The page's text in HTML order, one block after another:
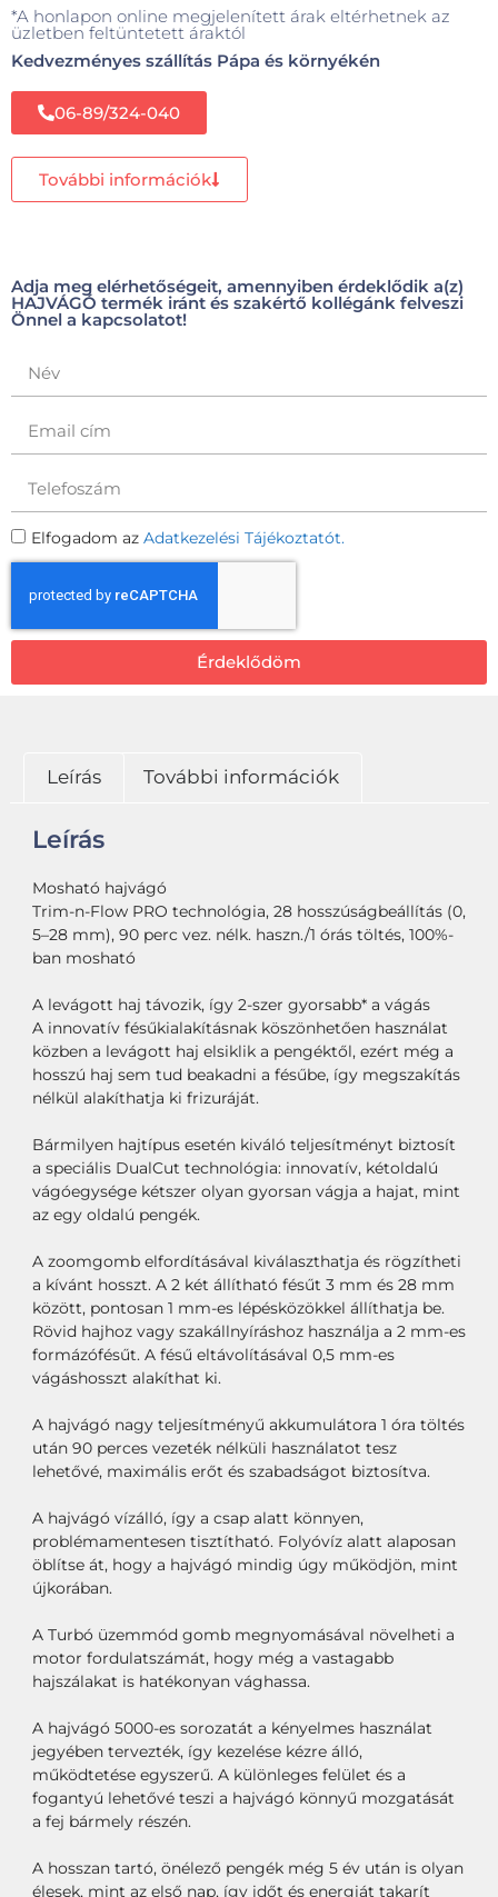
*A honlapon online megjelenített árak eltérhetnek az
üzletben feltüntetett áraktól
Kedvezményes szállítás Pápa és környékén
06-89/324-040
További információk
Adja meg elérhetőségeit, amennyiben érdeklődik a(z)
HAJVÁGÓ termék iránt és szakértő kollégánk felveszi
Önnel a kapcsolatot!
Elfogadom az Adatkezelési Tájékoztatót.
Érdeklődöm
Leírás További információk
Leírás
Mosható hajvágó
Trim-n-Flow PRO technológia, 28 hosszúságbeállítás (0,
5–28 mm), 90 perc vez. nélk. haszn./1 órás töltés, 100%-
ban mosható
A levágott haj távozik, így 2-szer gyorsabb* a vágás
A innovatív fésűkialakításnak köszönhetően használat
közben a levágott haj elsiklik a pengéktől, ezért még a
hosszú haj sem tud beakadni a fésűbe, így megszakítás
nélkül alakíthatja ki frizuráját.
Bármilyen hajtípus esetén kiváló teljesítményt biztosít
a speciális DualCut technológia: innovatív, kétoldalú
vágóegysége kétszer olyan gyorsan vágja a hajat, mint
az egy oldalú pengék.
A zoomgomb elfordításával kiválaszthatja és rögzítheti
a kívánt hosszt. A 2 két állítható fésűt 3 mm és 28 mm
között, pontosan 1 mm-es lépésközökkel állíthatja be.
Rövid hajhoz vagy szakállnyíráshoz használja a 2 mm-es
formázófésűt. A fésű eltávolításával 0,5 mm-es
vágáshosszt alakíthat ki.
A hajvágó nagy teljesítményű akkumulátora 1 óra töltés
után 90 perces vezeték nélküli használatot tesz
lehetővé, maximális erőt és szabadságot biztosítva.
A hajvágó vízálló, így a csap alatt könnyen,
problémamentesen tisztítható. Folyóvíz alatt alaposan
öblítse át, hogy a hajvágó mindig úgy működjön, mint
újkorában.
A Turbó üzemmód gomb megnyomásával növelheti a
motor fordulatszámát, hogy még a vastagabb
hajszálakat is hatékonyan vághassa.
A hajvágó 5000-es sorozatát a kényelmes használat
jegyében tervezték, így kezelése kézre álló,
működtetése egyszerű. A különleges felület és a
fogantyú lehetővé teszi a hajvágó könnyű mozgatását
a fej bármely részén.
A hosszan tartó, önélező pengék még 5 év után is olyan
élesek, mint az első nap, így időt és energiát takarít